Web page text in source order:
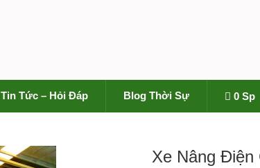
Tin Tức – Hỏi Đáp Blog Thời Sự 0 Sp
Xe Nâng Điện